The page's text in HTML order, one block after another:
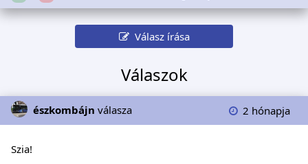
Válasz írása
Válaszok
észkombájn válasza 2 hónapja
Szia!